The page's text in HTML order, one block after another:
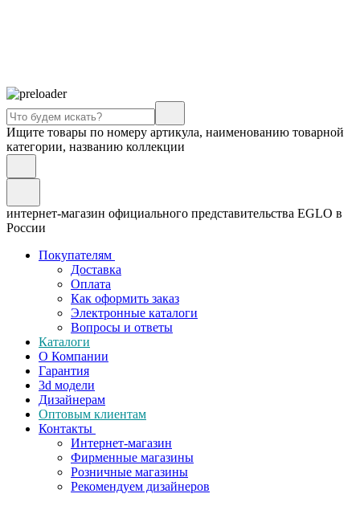
Ищите товары по номеру артикула, наименованию товарной
категории, названию коллекции
интернет-магазин официального представительства EGLO в
России
Покупателям
Доставка
Оплата
Как оформить заказ
Электронные каталоги
Вопросы и ответы
Каталоги
О Компании
Гарантия
3d модели
Дизайнерам
Оптовым клиентам
Контакты
Интернет-магазин
Фирменные магазины
Розничные магазины
Рекомендуем дизайнеров